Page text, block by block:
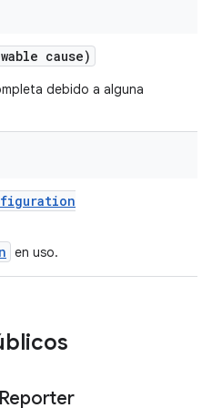
cause)
debido a alguna
en uso.